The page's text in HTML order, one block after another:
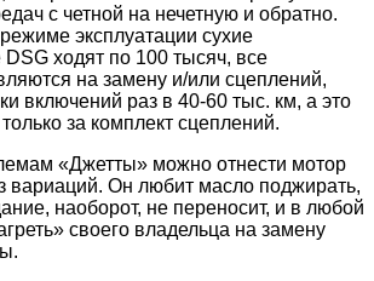
с четной на нечетную и обратно.
эксплуатации сухие
ходят по 100 тысяч, все
на замену и/или сцеплений,
включений раз в 40-60 тыс. км, а это
за комплект сцеплений.
«Джетты» можно отнести мотор
вариаций. Он любит масло поджирать,
наоборот, не переносит, и в любой
своего владельца на замену